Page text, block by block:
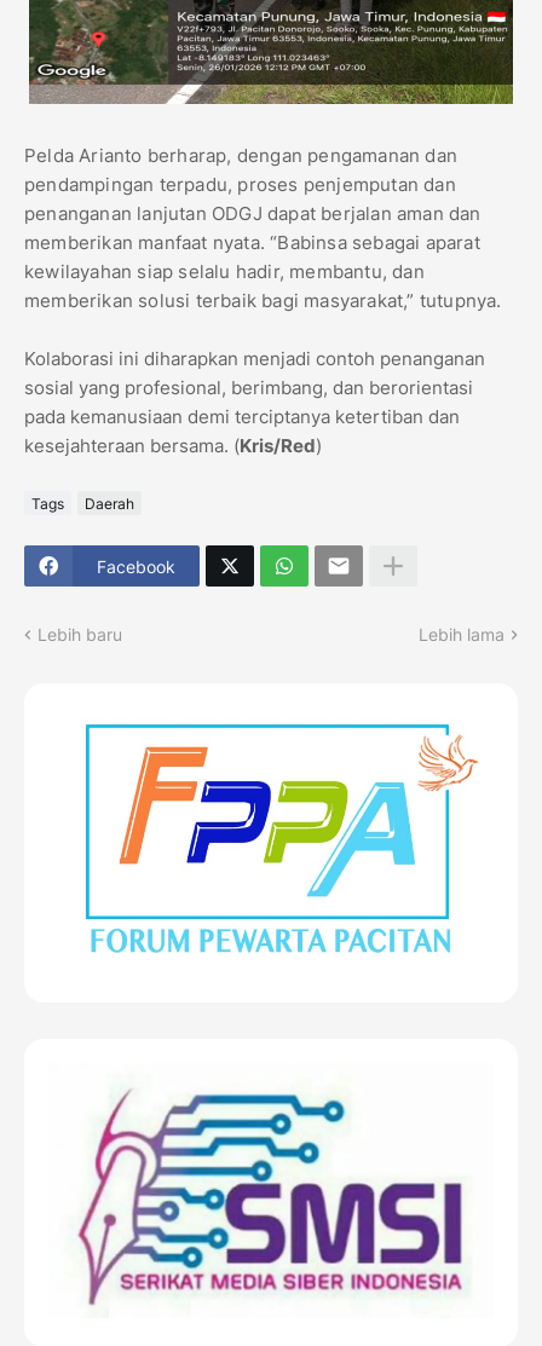
Pelda Arianto berharap, dengan pengamanan dan
pendampingan terpadu, proses penjemputan dan
penanganan lanjutan ODGJ dapat berjalan aman dan
memberikan manfaat nyata. “Babinsa sebagai aparat
kewilayahan siap selalu hadir, membantu, dan
memberikan solusi terbaik bagi masyarakat,” tutupnya.
Kolaborasi ini diharapkan menjadi contoh penanganan
sosial yang profesional, berimbang, dan berorientasi
pada kemanusiaan demi terciptanya ketertiban dan
kesejahteraan bersama. (Kris/Red)
Tags Daerah
Facebook
Lebih baru Lebih lama